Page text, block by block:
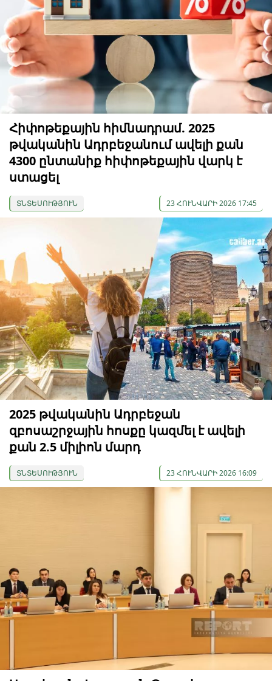
Հիփոթեքային հիմնադրամ. 2025
թվականին Ադրբեջանում ավելի քան
4300 ընտանիք հիփոթեքային վարկ է
ստացել
ՏՆՏԵՍՈՒԹՅՈՒՆ 23 ՀՈՒՆՎԱՐԻ 2026 17:45
2025 թվականին Ադրբեջան
զբոսաշրջային հոսքը կազմել է ավելի
քան 2.5 միլիոն մարդ
ՏՆՏԵՍՈՒԹՅՈՒՆ 23 ՀՈՒՆՎԱՐԻ 2026 16:09